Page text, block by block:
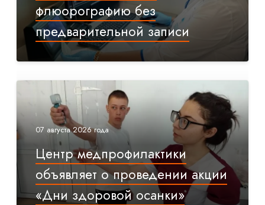
флюорографию без
предварительной записи
07 августа 2026 года
Центр медпрофилактики
объявляет о проведении акции
«Дни здоровой осанки»